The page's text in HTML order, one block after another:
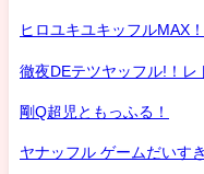
ヒロユキユキッフルMAX
徹夜DEテツヤッフル!！レ
剛Q超児ともっふる！
ヤナッフル ゲームだいす